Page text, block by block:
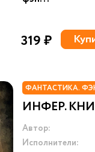
319 ₽
ФАНТАСТИКА.
ИНФЕР.
Автор:
Исполнители: